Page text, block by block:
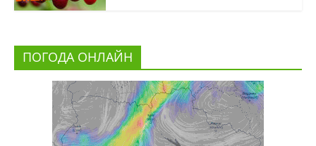
ПОГОДА ОНЛАЙН